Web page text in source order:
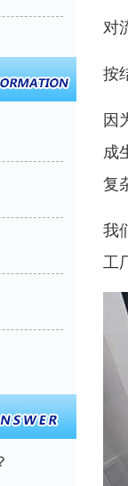
对
按
因
成
复
我
工